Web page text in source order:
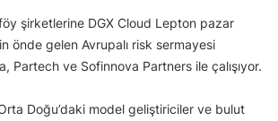
şirketlerine DGX Cloud Lepton pazar
önde gelen Avrupalı risk sermayesi
Partech ve Sofinnova Partners ile çalışıyor.
Doğu’daki model geliştiriciler ve bulut